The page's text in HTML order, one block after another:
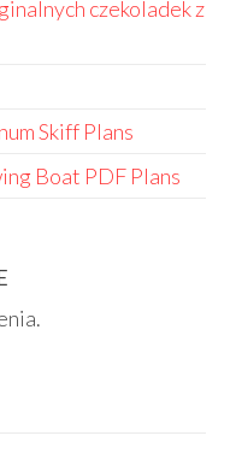
czekoladek z
Skiff Plans
Boat PDF Plans